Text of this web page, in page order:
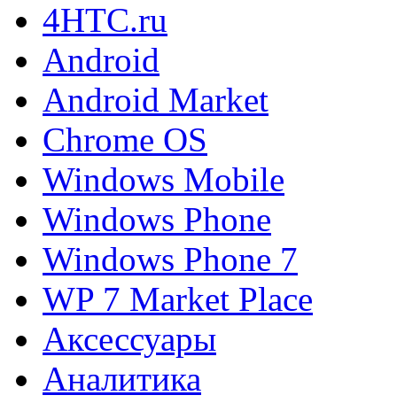
4HTC.ru
Android
Android Market
Chrome OS
Windows Mobile
Windows Phone
Windows Phone 7
WP 7 Market Place
Аксессуары
Аналитика